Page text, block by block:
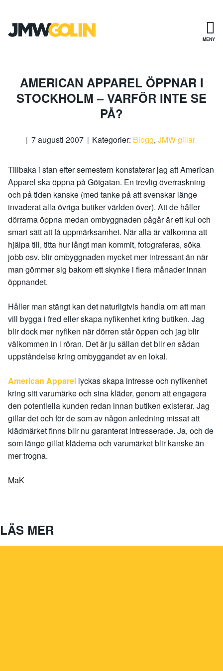
innehåll
MENY
AMERICAN APPAREL ÖPPNAR I
STOCKHOLM – VARFÖR INTE SE
PÅ?
7 augusti 2007 Kategorier: Blogg,JMW gillar
Tillbaka i stan efter semestern konstaterar jag att American
Apparel ska öppna på Götgatan. En trevlig överraskning
och på tiden kanske (med tanke på att svenskar länge
invaderat alla övriga butiker världen över). Att de håller
dörrarna öppna medan ombyggnaden pågår är ett kul och
smart sätt att få uppmärksamhet. När alla är välkomna att
hjälpa till, titta hur långt man kommit, fotograferas, söka
jobb osv. blir ombyggnaden mycket mer intressant än när
man gömmer sig bakom ett skynke i flera månader innan
öppnandet.
Håller man stängt kan det naturligtvis handla om att man
vill bygga i fred eller skapa nyfikenhet kring butiken. Jag
blir dock mer nyfiken när dörren står öppen och jag blir
välkommen in i röran. Det är ju sällan det blir en sådan
uppståndelse kring ombyggandet av en lokal.
American Apparel lyckas skapa intresse och nyfikenhet
kring sitt varumärke och sina kläder, genom att engagera
den potentiella kunden redan innan butiken existerar. Jag
gillar det och för de som av någon anledning missat att
klädmärket finns blir nu garanterat intresserade. Ja, och de
som länge gillat kläderna och varumärket blir kanske än
mer trogna.
MaK
LÄS MER